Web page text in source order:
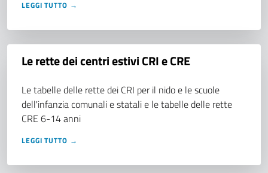
LEGGI TUTTO →
Le rette dei centri estivi CRI e CRE
Le tabelle delle rette dei CRI per il nido e le scuole
dell'infanzia comunali e statali e le tabelle delle rette
CRE 6-14 anni
LEGGI TUTTO →